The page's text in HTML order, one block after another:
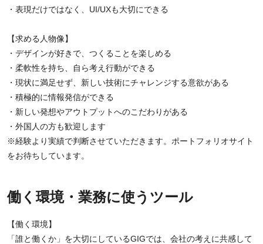
・表現だけではなく、UI/UXも大切にできる
【求める人物像】
・デザインが好きで、つくることを楽しめる
・柔軟性を持ち、自ら考え行動ができる
・現状に満足せず、新しい技術にチャレンジする意欲がある
・積極的に情報発信ができる
・新しい発想やアウトプットへのこだわりがある
・外国人の方も歓迎します
※経験より実績で判断させていただきます。ポートフォリオサイト
をお待ちしています。
働く環境・業務に使うツール
【働く環境】
「誰と働くか」を大切にしているGIGでは、会社の考えに共感して